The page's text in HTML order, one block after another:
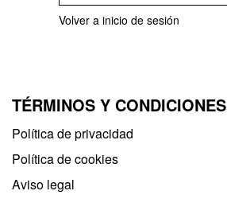
Volver a inicio de sesión
TÉRMINOS Y CONDICIONES
Política de privacidad​
Política de cookies
Aviso legal